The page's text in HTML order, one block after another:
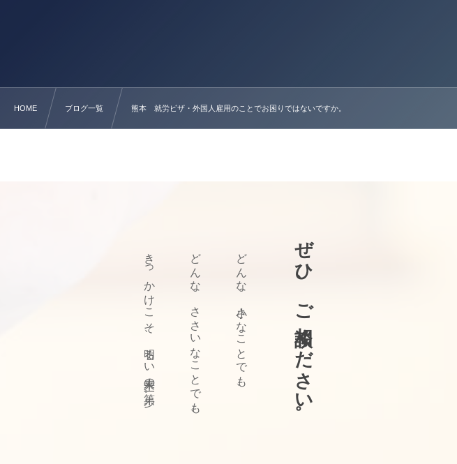
HOME ブログ一覧 熊本 就労ビザ・外国人雇用のことでお困りではないですか。
ぜひ、ご相談ください。
どんな、小さなことでも、
どんな、ささいなことでも、
きっかけこそ、明るい未来の第一歩。